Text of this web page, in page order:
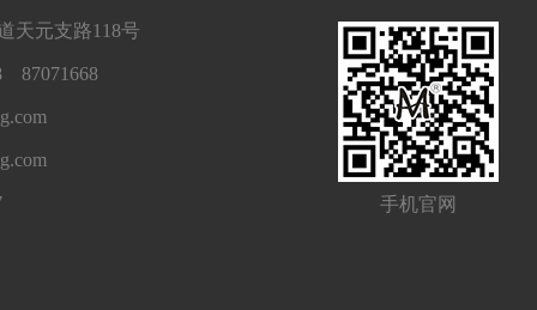
天元支路118号
87071668
手机官网